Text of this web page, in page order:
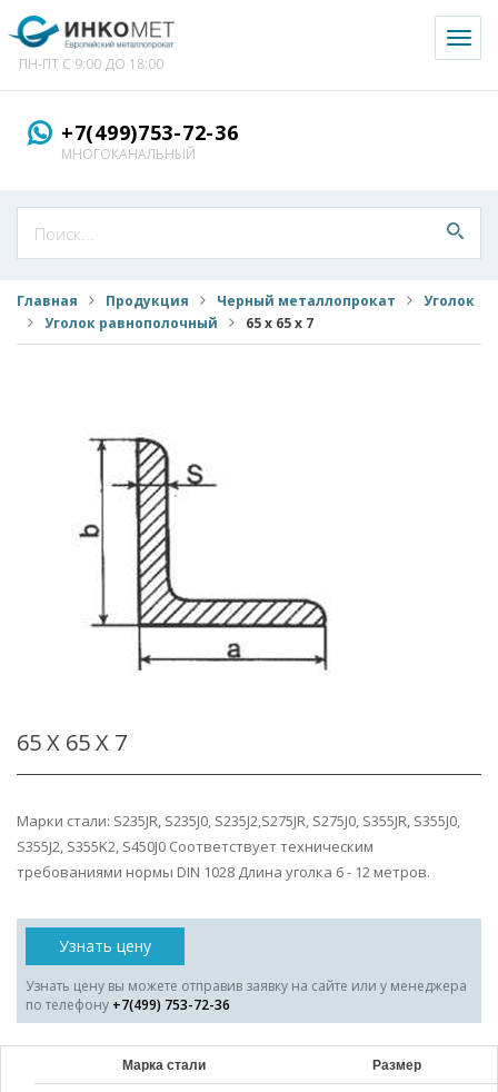
ПН-ПТ С 9:00 ДО 18:00
+7(499)753-72-36
МНОГОКАНАЛЬНЫЙ
Главная Продукция Черный металлопрокат
Уголок
Уголок равнополочный
65 х 65 х 7
65 Х 65 Х 7
Марки стали: S235JR, S235J0, S235J2,S275JR, S275J0, S355JR, S355J0,
S355J2, S355K2, S450J0 Соответствует техническим
требованиями нормы DIN 1028 Длина уголка 6 - 12 метров.
Узнать цену
Узнать цену вы можете отправив заявку на сайте или у менеджера
по телефону +7(499) 753-72-36
Марка стали Размер